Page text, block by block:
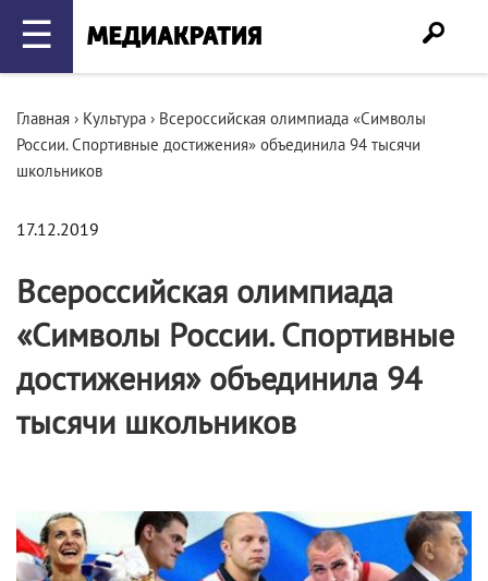
☰
Главная › Культура › Всероссийская олимпиада «Символы
России. Спортивные достижения» объединила 94 тысячи
школьников
17.12.2019
Всероссийская олимпиада
«Символы России. Спортивные
достижения» объединила 94
тысячи школьников